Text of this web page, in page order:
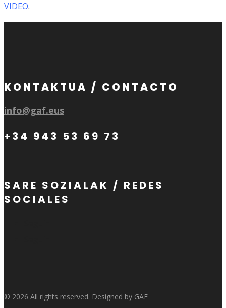
VIDEO.
KONTAKTUA / CONTACTO
info@gaf.eus
+34 943 53 69 73
SARE SOZIALAK / REDES
SOCIALES
© 2026 All rights reserved. Designed by GAF